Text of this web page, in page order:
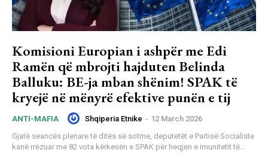
Komisioni Europian i ashpër me Edi
Ramën që mbrojti hajduten Belinda
Balluku: BE-ja mban shënim! SPAK të
kryejë në mënyrë efektive punën e tij
ANTI-MAFIA Shqiperia Etnike - 12 March 2026
Gjatë seancës plenare të ditës së sotme, deputetët e Partisë Socialiste
kanë rrëzuar me 82 vota kërkesën e SPAK për heqjen e imunitetit të...